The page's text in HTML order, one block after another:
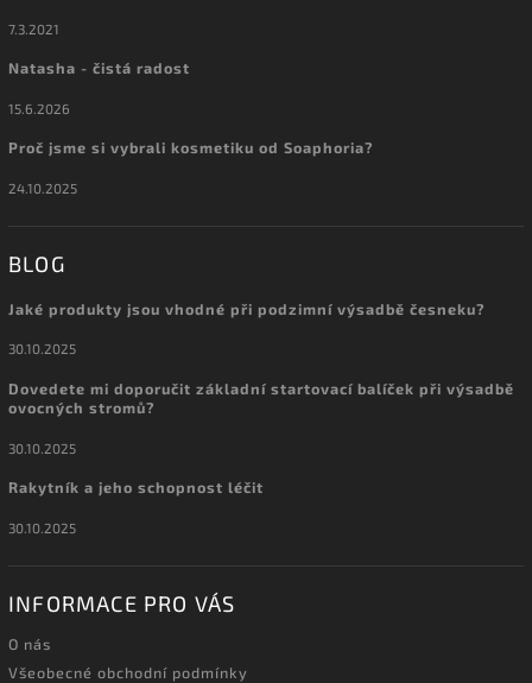
7.3.2021
Natasha - čistá radost
15.6.2026
Proč jsme si vybrali kosmetiku od Soaphoria?
24.10.2025
BLOG
Jaké produkty jsou vhodné při podzimní výsadbě česneku?
30.10.2025
Dovedete mi doporučit základní startovací balíček při výsadbě
ovocných stromů?
30.10.2025
Rakytník a jeho schopnost léčit
30.10.2025
INFORMACE PRO VÁS
O nás
Všeobecné obchodní podmínky